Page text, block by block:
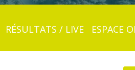
RÉSULTATS / LIVE ESPACE